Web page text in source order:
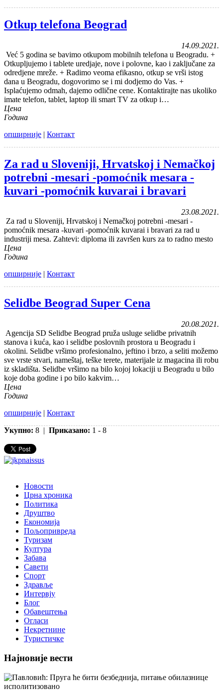
Otkup telefona Beograd
14.09.2021.
Već 5 godina se bavimo otkupom mobilnih telefona u Beogradu. +
Otkupljujemo i tablete uredjaje, nove i polovne, kao i zaključane za
odredjene mreže. + Radimo veoma efikasno, otkup se vrši istog
dana u Beogradu, dogovorimo se i mi dodjemo do Vas. +
Isplaćujemo odmah, dajemo odlične cene. Kontaktirajte nas ukoliko
imate telefon, tablet, laptop ili smart TV za otkup i…
Цена
Година
опширније | Контакт
Za rad u Sloveniji, Hrvatskoj i Nemačkoj
potrebni -mesari -pomoćnik mesara -
kuvari -pomoćnik kuvarai i bravari
23.08.2021.
Za rad u Sloveniji, Hrvatskoj i Nemačkoj potrebni -mesari -
pomoćnik mesara -kuvari -pomoćnik kuvarai i bravari za rad u
industriji mesa. Zahtevi: diploma ili završen kurs za to radno mesto
Цена
Година
опширније | Контакт
Selidbe Beograd Super Cena
20.08.2021.
Agencija SD Selidbe Beograd pruža usluge selidbe privatnih
stanova i kuća, kao i selidbe poslovnih prostora u Beogradu i
okolini. Selidbe vršimo profesionalno, jeftino i brzo, a seliti možemo
sve vrste stvari, nameštaj, teške terete, materijale iz magacina ili robu
iz skladišta. Selidbe vršimo na bilo kojoj lokaciji u Beogradu u bilo
koje doba godine i po bilo kakvim…
Цена
Година
опширније | Контакт
Укупно: 8 | Приказано: 1 - 8
Новости
Црна хроника
Политика
Друштво
Економија
Пољопривреда
Туризам
Култура
Забава
Савети
Спорт
Здравље
Интервју
Блог
Обавештења
Огласи
Некретнине
Туристичке
Најновије вести